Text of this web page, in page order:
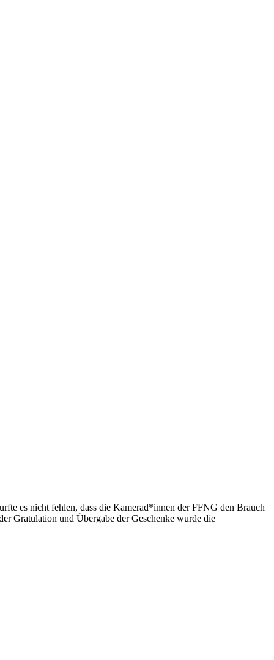
es nicht fehlen, dass die Kamerad*innen der FFNG den Brauch
Gratulation und Übergabe der Geschenke wurde die